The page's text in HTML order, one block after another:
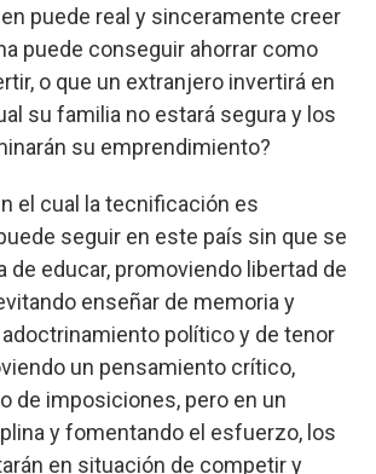
puede real y sinceramente creer
puede conseguir ahorrar como
o que un extranjero invertirá en
su familia no estará segura y los
su emprendimiento?
el cual la tecnificación es
seguir en este país sin que se
de educar, promoviendo libertad de
enseñar de memoria y
político y de tenor
un pensamiento crítico,
de imposiciones, pero en un
y fomentando el esfuerzo, los
en situación de competir y